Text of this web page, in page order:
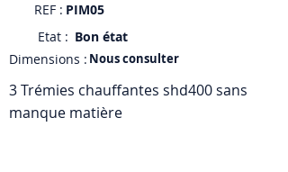
REF : PIM05
Etat : Bon état
Dimensions : Nous consulter
3 Trémies chauffantes shd400 sans
manque matière